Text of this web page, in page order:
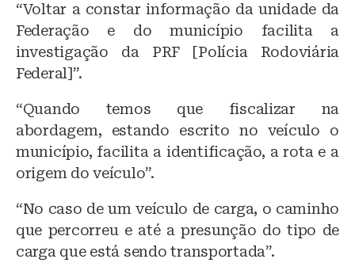
“Voltar a constar informação da unidade da
Federação e do município facilita a
investigação da PRF [Polícia Rodoviária
Federal]”.
“Quando temos que fiscalizar na
abordagem, estando escrito no veículo o
município, facilita a identificação, a rota e a
origem do veículo”.
“No caso de um veículo de carga, o caminho
que percorreu e até a presunção do tipo de
carga que está sendo transportada”.